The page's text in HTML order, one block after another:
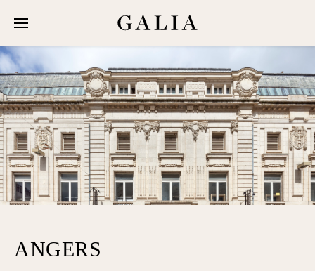
Chiffres
À propos
Équipe
Réalisations
ANGERS